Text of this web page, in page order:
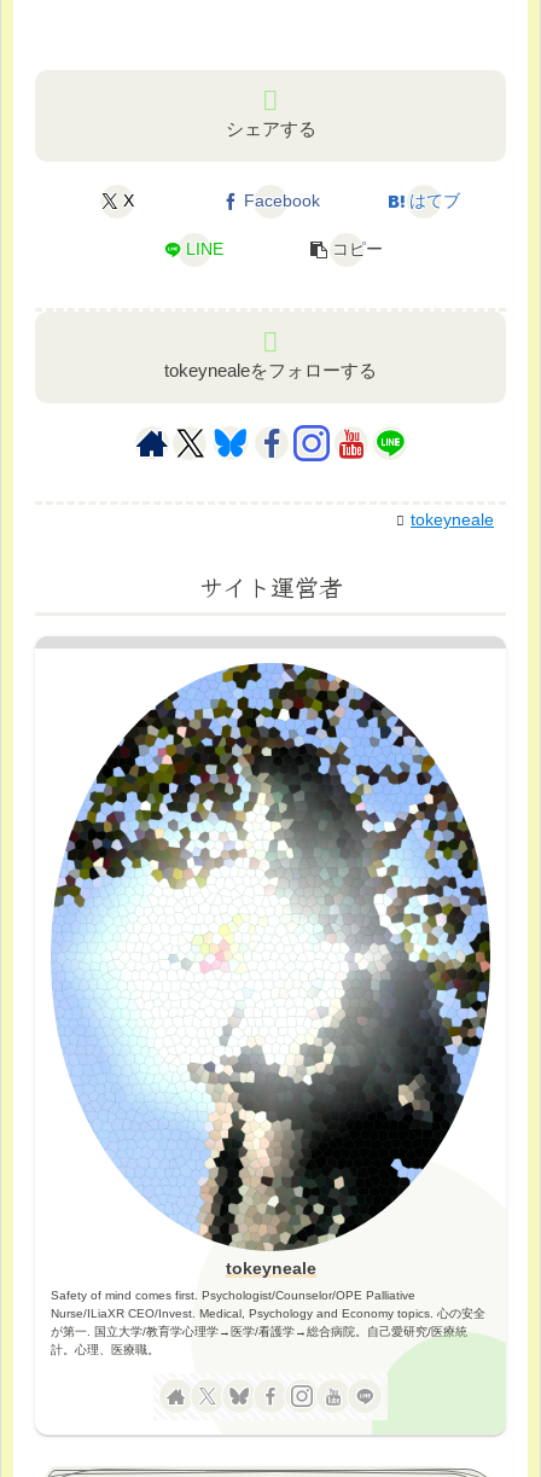
シェアする
X Facebook はてブ
LINE コピー
tokeynealeをフォローする
tokeyneale
サイト運営者
tokeyneale
Safety of mind comes first. Psychologist/Counselor/OPE Palliative
Nurse/ILiaXR CEO/Invest. Medical, Psychology and Economy topics. 心の安全
が第一. 国立大学/教育学心理学→医学/看護学→総合病院。自己愛研究/医療統
計。心理、医療職。